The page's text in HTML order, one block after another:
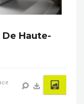
Haute-